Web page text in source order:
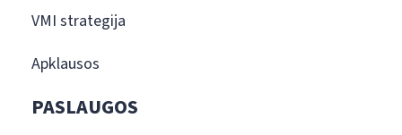
VMI strategija
Apklausos
PASLAUGOS